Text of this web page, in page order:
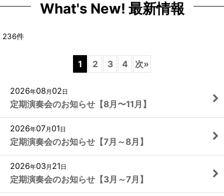
What's New! 最新情報
236件
1 2 3 4 次»
2026年08 月 02 日
定期演奏会のお知らせ【8月〜11月】
2026年07月 01 日
定期演奏会のお知らせ【7月～8月】
2026年03 月 21 日
定期演奏会のお知らせ【3月～7月】